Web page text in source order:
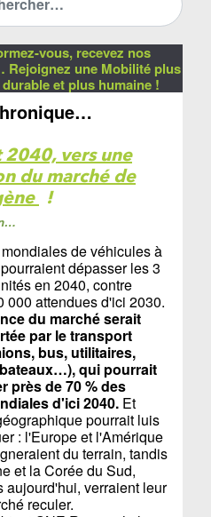
vous, recevez nos
Rejoignez une Mobilité plus
et plus humaine !
vers une
du marché de
!
de véhicules à
dépasser les 3
en 2040, contre
000 attendues d'ici 2030.
du marché serait
par le transport
bus, utilitaires,
qui pourrait
près de 70 % des
d'ici 2040. Et
pourrait luis
: l'Europe et l'Amérique
du terrain, tandis
et la Corée du Sud,
aujourd'hui, verraient leur
reculer.